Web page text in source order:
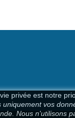
privée est notre
uniquement vos
Nous n'utilisons